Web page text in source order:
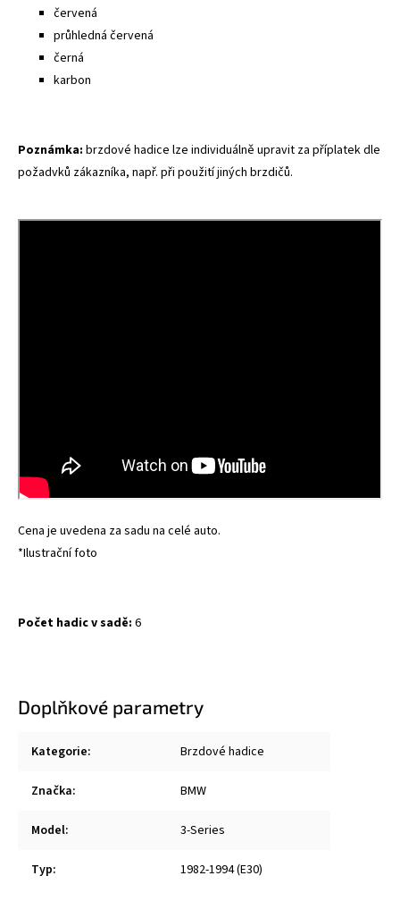
červená
průhledná červená
černá
karbon
Poznámka: brzdové hadice lze individuálně upravit za příplatek dle
požadvků zákazníka, např. při použití jiných brzdičů.
Cena je uvedena za sadu na celé auto.
*Ilustrační foto
Počet hadic v sadě: 6
Doplňkové parametry
Kategorie: Brzdové hadice
Značka: BMW
Model: 3-Series
Typ: 1982-1994 (E30)